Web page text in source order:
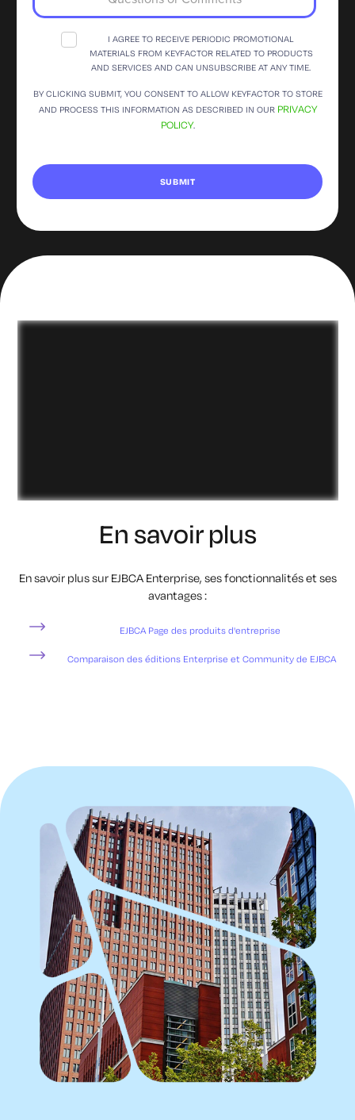
I AGREE TO RECEIVE PERIODIC PROMOTIONAL
MATERIALS FROM KEYFACTOR RELATED TO PRODUCTS
AND SERVICES AND CAN UNSUBSCRIBE AT ANY TIME.
BY CLICKING SUBMIT, YOU CONSENT TO ALLOW KEYFACTOR TO STORE
AND PROCESS THIS INFORMATION AS DESCRIBED IN OUR PRIVACY
POLICY.
En savoir plus
En savoir plus sur EJBCA Enterprise, ses fonctionnalités et ses
avantages :
EJBCA Page des produits d'entreprise
Comparaison des éditions Enterprise et Community de EJBCA